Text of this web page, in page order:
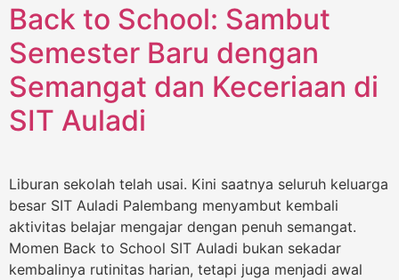
Back to School: Sambut
Semester Baru dengan
Semangat dan Keceriaan di
SIT Auladi
Liburan sekolah telah usai. Kini saatnya seluruh keluarga
besar SIT Auladi Palembang menyambut kembali
aktivitas belajar mengajar dengan penuh semangat.
Momen Back to School SIT Auladi bukan sekadar
kembalinya rutinitas harian, tetapi juga menjadi awal